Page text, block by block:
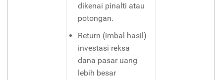
dikenai pinalti atau
potongan.
Return (imbal hasil)
investasi reksa
dana pasar uang
lebih besar